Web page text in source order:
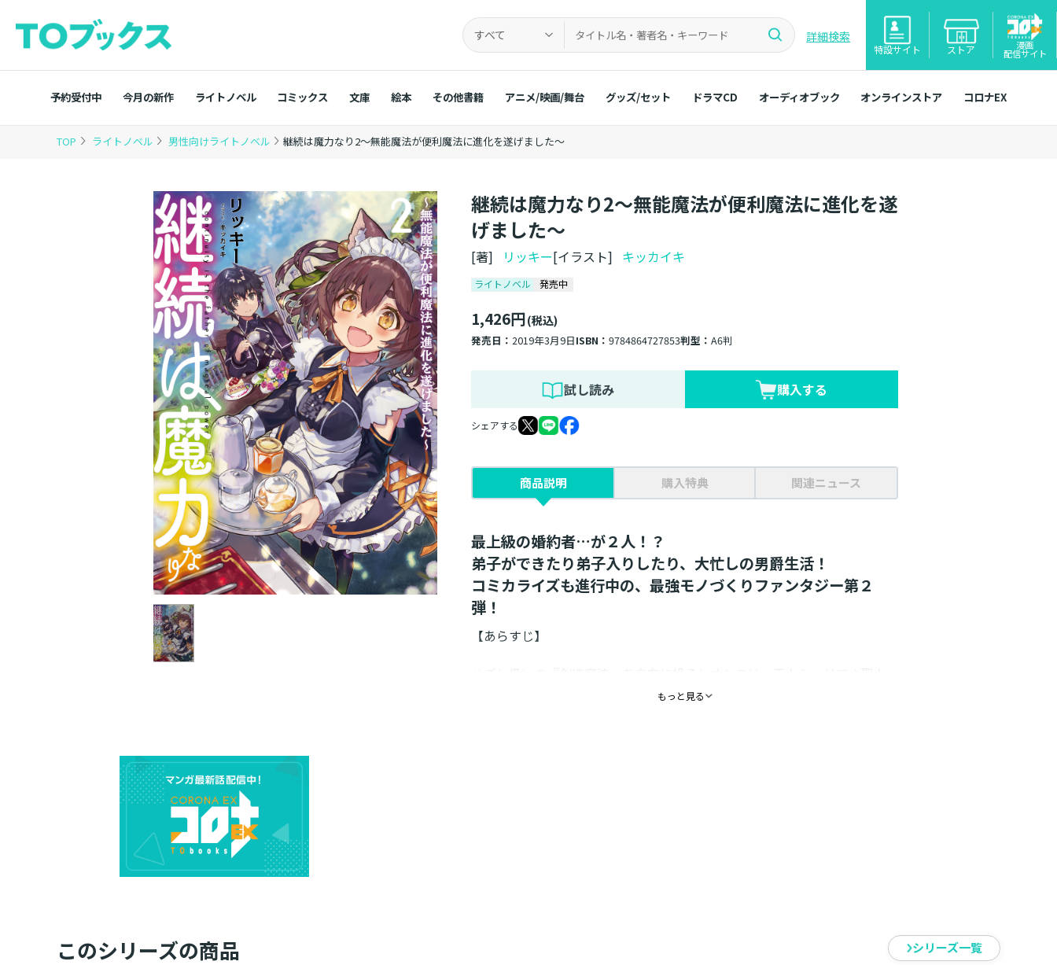
すべて 詳細検索
特設サイト ストア 漫画
配信サイト
予約受付中 今月の新作 ライトノベル コミックス 文庫 絵本 その他書籍 アニメ/映画/舞台 グッズ/セット ドラマCD オーディオブック オンラインストア コロナEX
TOP ライトノベル 男性向けライトノベル 継続は魔力なり2～無能魔法が便利魔法に進化を遂げました～
継続は魔力なり2～無能魔法が便利魔法に進化を遂
げました～
[著] リッキー[イラスト] キッカイキ
ライトノベル 発売中
1,426円(税込)
発売日：2019年3月9日ISBN：9784864727853判型：A6判
試し読み 購入する
シェアする
商品説明 購入特典 関連ニュース
最上級の婚約者…が２人！？
弟子ができたり弟子入りしたり、大忙しの男爵生活！
コミカライズも進行中の、最強モノづくりファンタジー第２
弾！
【あらすじ】
の孫リアーナとともに学校に入学する。
もっと見る
このシリーズの商品 シリーズ一覧